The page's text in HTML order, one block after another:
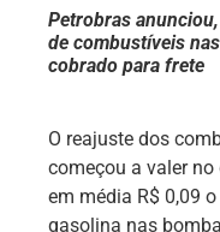
Petrobras
de combustíveis
cobrado para frete
O reajuste dos
começou a valer
em média R$ 0,09
gasolina nas